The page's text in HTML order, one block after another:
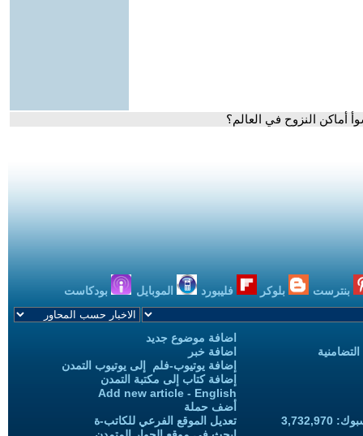
أماكن النزوح في العالم؟
بنترست بلوكر فليبورد الموبايل بودكاست
اضافة موضوع جديد
اضافة خبر
إضافة يوتيوب-فلم إلى يوتيوب التمدن
إضافة كتاب إلى مكتبة التمدن
Add new article - English
أضف حملة
تعديل الموقع الفرعي للكاتب-ة